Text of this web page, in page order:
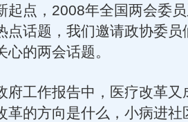
起点，2008年全国两会委
点话题，我们邀请政协委员
的两会话题。
工作报告中，医疗改革又
革的方向是什么，小病进社